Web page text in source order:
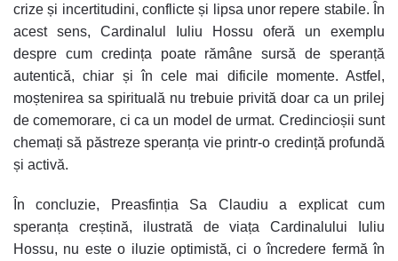
crize și incertitudini, conflicte și lipsa unor repere stabile. În
acest sens, Cardinalul Iuliu Hossu oferă un exemplu
despre cum credința poate rămâne sursă de speranță
autentică, chiar și în cele mai dificile momente. Astfel,
moștenirea sa spirituală nu trebuie privită doar ca un prilej
de comemorare, ci ca un model de urmat. Credincioșii sunt
chemați să păstreze speranța vie printr-o credință profundă
și activă.
În concluzie, Preasfinția Sa Claudiu a explicat cum
speranța creștină, ilustrată de viața Cardinalului Iuliu
Hossu, nu este o iluzie optimistă, ci o încredere fermă în